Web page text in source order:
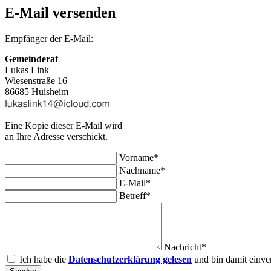
E-Mail versenden
Empfänger der E-Mail:
Gemeinderat
Lukas Link
Wiesenstraße 16
86685 Huisheim
Eine Kopie dieser E-Mail wird
an Ihre Adresse verschickt.
Vorname*
Nachname*
E-Mail*
Betreff*
Nachricht*
Ich habe die Datenschutzerklärung gelesen und bin damit